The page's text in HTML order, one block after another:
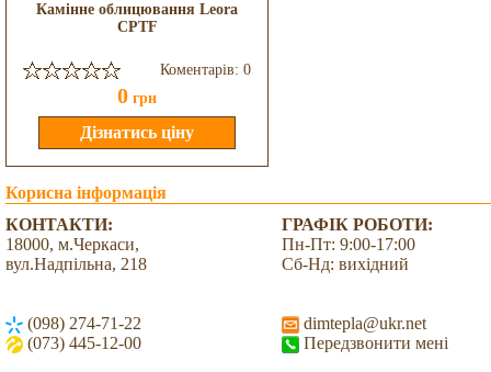
Камінне облицювання Leora
CPTF
Коментарів: 0
0 грн
Корисна інформація
КОНТАКТИ:
18000, м.Черкаси,
вул.Надпільна, 218
(098) 274-71-22
(073) 445-12-00
ГРАФІК РОБОТИ:
Пн-Пт: 9:00-17:00
Сб-Нд: вихідний
dimtepla@ukr.net
Передзвонити мені